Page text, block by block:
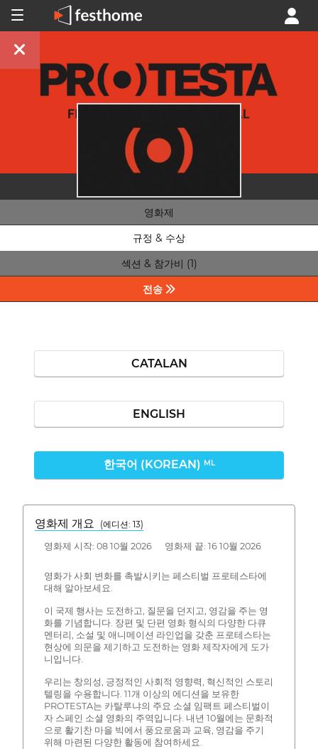
영화제
규정 & 수상
섹션 & 참가비 (1)
전송
CATALAN
ENGLISH
한국어 (KOREAN) ML
영화제 개요 (에디션: 13)
영화제 시작: 08 10월 2026 영화제 끝: 16 10월 2026
영화가 사회 변화를 촉발시키는 페스티벌 프로테스타에
대해 알아보세요.
이 국제 행사는 도전하고, 질문을 던지고, 영감을 주는 영
화를 기념합니다. 장편 및 단편 영화 형식의 다양한 다큐
멘터리, 소설 및 애니메이션 라인업을 갖춘 프로테스타는
현상에 의문을 제기하고 도전하는 영화 제작자에게 도가
니입니다.
우리는 창의성, 긍정적인 사회적 영향력, 혁신적인 스토리
텔링을 수용합니다. 11개 이상의 에디션을 보유한
PROTESTA는 카탈루냐의 주요 소셜 임팩트 페스티벌이
자 스페인 소셜 영화의 주역입니다. 내년 10월에는 문화적
으로 활기찬 마을 빅에서 풍요로움과 교육, 영감을 주기
위해 마련된 다양한 활동에 참여하세요.